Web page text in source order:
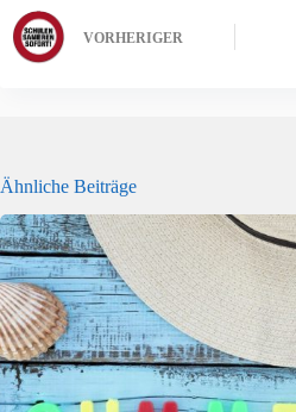
VORHERIGER
Ähnliche Beiträge